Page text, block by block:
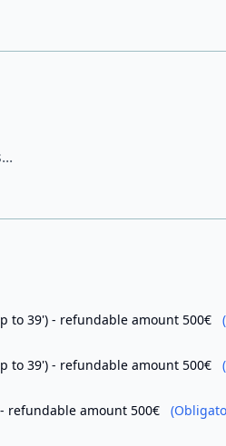
to 39') - refundable amount 500€
to 39') - refundable amount 500€
refundable amount 500€